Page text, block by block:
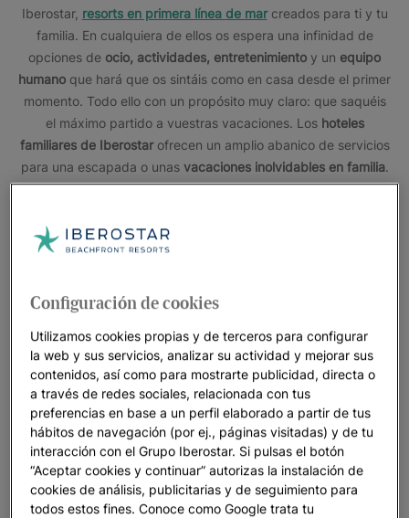
Iberostar, resorts en primera línea de marcreados para ti y tu
familia. En cualquiera de ellos os espera una infinidad de
opciones de ocio, actividades, entretenimiento y un equipo
humano que hará que os sintáis como en casa desde el primer
momento. Todo ello con un propósito muy claro: que saquéis
el máximo partido a vuestras vacaciones. Los hoteles
familiares de Iberostar ofrecen un amplio abanico de servicios
para una escapada o unas vacaciones inolvidables en familia.
espectáculos de animación para todas las edades, el
programa deactividades para niños con Star Camp
Resorts puede ofreceros. Y si lo que quieres es disfrutar de
una cena romántica con tu pareja o de un tratamiento en el
spa, descubre nuestroservicio de canguro*. (*Servicio de
pago disponible en una selección de hoteles. No dudes en
consultar su disponibilidad directamente en el hotel o a través
de nuestro call center)
¡Bienvenidos a la familia Iberostar!
Configuración de cookies
Utilizamos cookies propias y de terceros para configurar
la web y sus servicios, analizar su actividad y mejorar sus
contenidos, así como para mostrarte publicidad, directa o
a través de redes sociales, relacionada con tus
preferencias en base a un perfil elaborado a partir de tus
hábitos de navegación (por ej., páginas visitadas) y de tu
interacción con el Grupo Iberostar. Si pulsas el botón
“Aceptar cookies y continuar” autorizas la instalación de
cookies de análisis, publicitarias y de seguimiento para
todos estos fines. Conoce como Google trata tu